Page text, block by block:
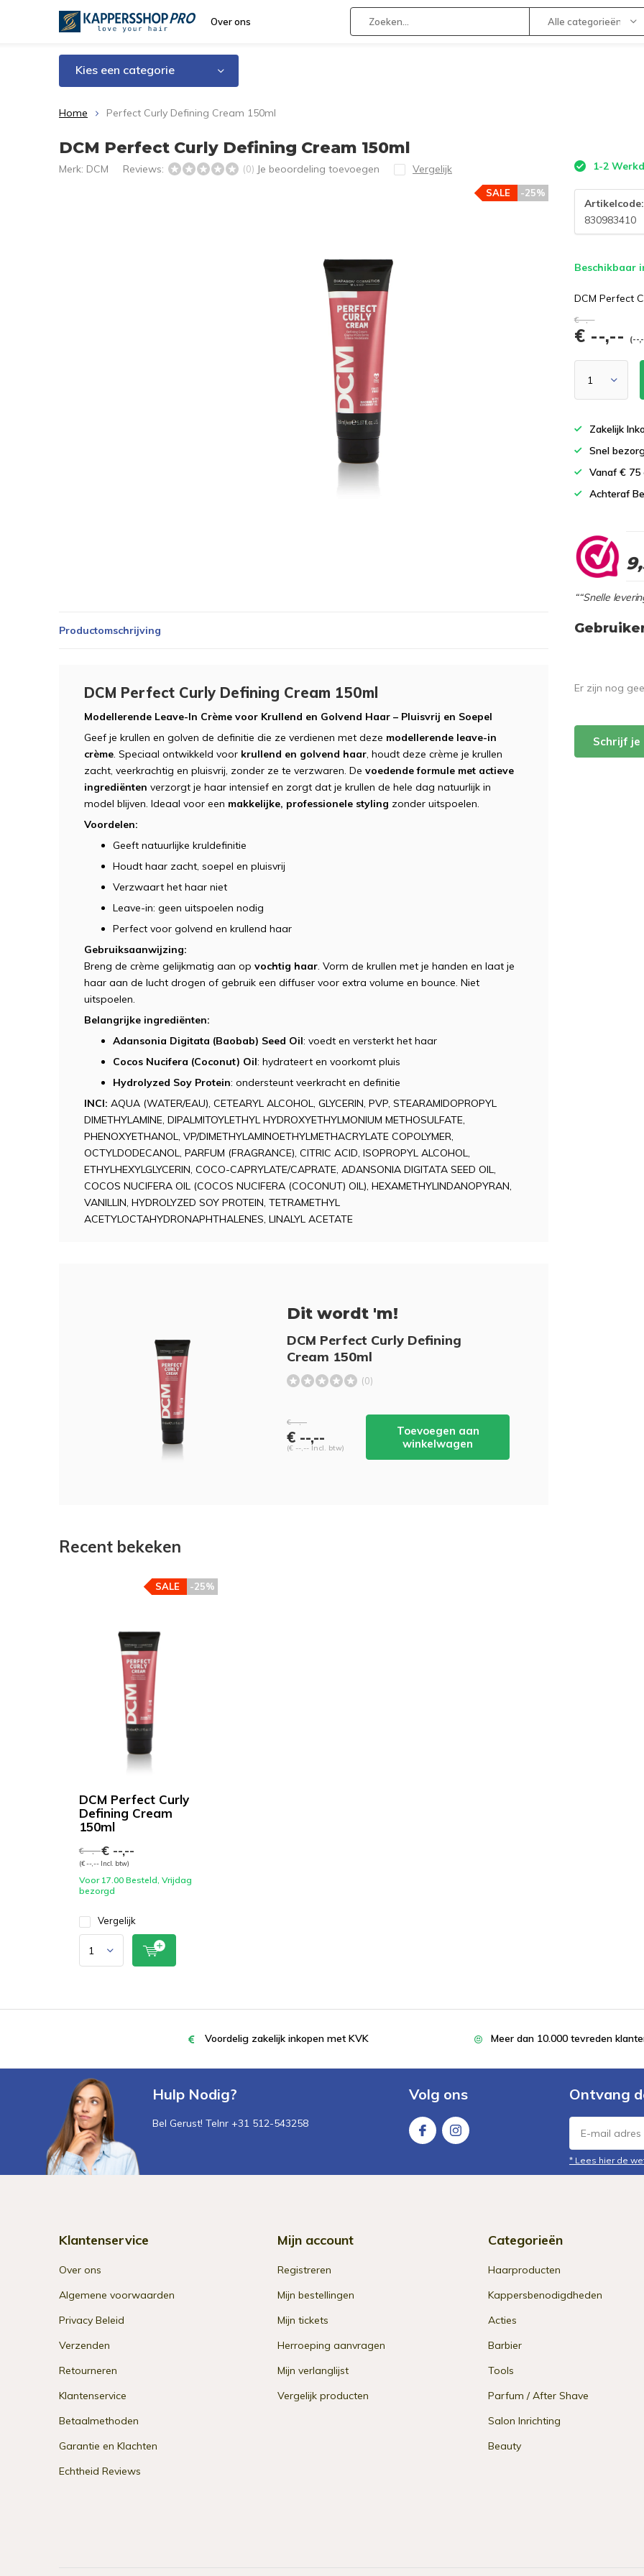
Over ons Alle categorieën
Kies een categorie
Home Perfect Curly Defining Cream 150ml
DCM Perfect Curly Defining Cream 150ml
Merk: DCM Reviews: (0) Je beoordeling toevoegen Vergelijk
-25%
SALE
1-2
Artikelcode:
830983410
Beschikbaar
DCM Perfect
€--,--
€ --,-- (--
Zakelijk
Snel
Vanaf €
Achteraf
““Snelle
Productomschrijving
DCM Perfect Curly Defining Cream 150ml
Modellerende Leave-In Crème voor Krullend en Golvend Haar – Pluisvrij en Soepel
Geef je krullen en golven de definitie die ze verdienen met deze modellerende leave-in
crème. Speciaal ontwikkeld voor krullend en golvend haar, houdt deze crème je krullen
zacht, veerkrachtig en pluisvrij, zonder ze te verzwaren. De voedende formule met actieve
ingrediënten verzorgt je haar intensief en zorgt dat je krullen de hele dag natuurlijk in
model blijven. Ideaal voor een makkelijke, professionele styling zonder uitspoelen.
Voordelen:
Geeft natuurlijke kruldefinitie
Houdt haar zacht, soepel en pluisvrij
Verzwaart het haar niet
Leave-in: geen uitspoelen nodig
Perfect voor golvend en krullend haar
Gebruiksaanwijzing:
Breng de crème gelijkmatig aan op vochtig haar. Vorm de krullen met je handen en laat je
haar aan de lucht drogen of gebruik een diffuser voor extra volume en bounce. Niet
uitspoelen.
Belangrijke ingrediënten:
Adansonia Digitata (Baobab) Seed Oil: voedt en versterkt het haar
Cocos Nucifera (Coconut) Oil: hydrateert en voorkomt pluis
Hydrolyzed Soy Protein: ondersteunt veerkracht en definitie
INCI: AQUA (WATER/EAU), CETEARYL ALCOHOL, GLYCERIN, PVP, STEARAMIDOPROPYL
DIMETHYLAMINE, DIPALMITOYLETHYL HYDROXYETHYLMONIUM METHOSULFATE,
PHENOXYETHANOL, VP/DIMETHYLAMINOETHYLMETHACRYLATE COPOLYMER,
OCTYLDODECANOL, PARFUM (FRAGRANCE), CITRIC ACID, ISOPROPYL ALCOHOL,
ETHYLHEXYLGLYCERIN, COCO-CAPRYLATE/CAPRATE, ADANSONIA DIGITATA SEED OIL,
COCOS NUCIFERA OIL (COCOS NUCIFERA (COCONUT) OIL), HEXAMETHYLINDANOPYRAN,
VANILLIN, HYDROLYZED SOY PROTEIN, TETRAMETHYL
ACETYLOCTAHYDRONAPHTHALENES, LINALYL ACETATE
Dit wordt 'm!
DCM Perfect Curly Defining
Cream 150ml
(0)
€ --,--
€ --,--
(€ --,-- Incl. btw)
Toevoegen aan
winkelwagen
Er zijn nog
Schrijf
Recent bekeken
DCM Perfect Curly
Defining Cream
150ml
-25%
SALE
€ --,--€ --,--
(€ --,-- Incl. btw)
Voor 17.00 Besteld, Vrijdag
bezorgd
Vergelijk
Voordelig zakelijk inkopen met KVK Meer dan 10.000 tevreden
Hulp Nodig?
Bel Gerust! Telnr +31 512-543258
Volg ons Ontvang
* Lees hier de
Klantenservice
Over ons
Algemene voorwaarden
Privacy Beleid
Verzenden
Retourneren
Klantenservice
Betaalmethoden
Garantie en Klachten
Echtheid Reviews
Mijn account
Registreren
Mijn bestellingen
Mijn tickets
Herroeping aanvragen
Mijn verlanglijst
Vergelijk producten
Categorieën
Haarproducten
Kappersbenodigdheden
Acties
Barbier
Tools
Parfum / After Shave
Salon Inrichting
Beauty